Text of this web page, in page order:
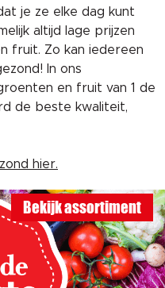
je ze elke dag kunt
altijd lage prijzen
fruit. Zo kan iedereen
In ons
en fruit van 1 de
de beste kwaliteit,
hier.
Bekijk assortiment